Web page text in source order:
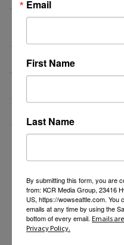
[8월 무료] 공대 교수가 설명하
미국 전역 한국식 바닥난방 시공
Email
First Name
Last Name
By submitting this form, you are
from: KCR Media Group, 23416
US, https://wowseattle.com.
emails at any time by using the
bottom of every email. Emails
Privacy Policy.